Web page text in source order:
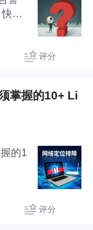
速
、从
评分
掌握的10+ Li
的1
评分